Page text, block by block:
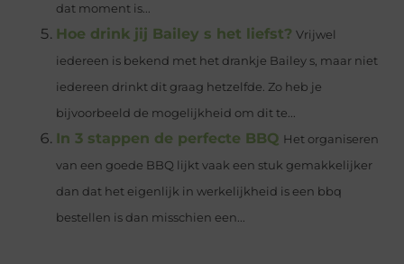
dat moment is...
Hoe drink jij Bailey s het liefst? Vrijwel
iedereen is bekend met het drankje Bailey s, maar niet
iedereen drinkt dit graag hetzelfde. Zo heb je
bijvoorbeeld de mogelijkheid om dit te...
In 3 stappen de perfecte BBQ Het organiseren
van een goede BBQ lijkt vaak een stuk gemakkelijker
dan dat het eigenlijk in werkelijkheid is een bbq
bestellen is dan misschien een...